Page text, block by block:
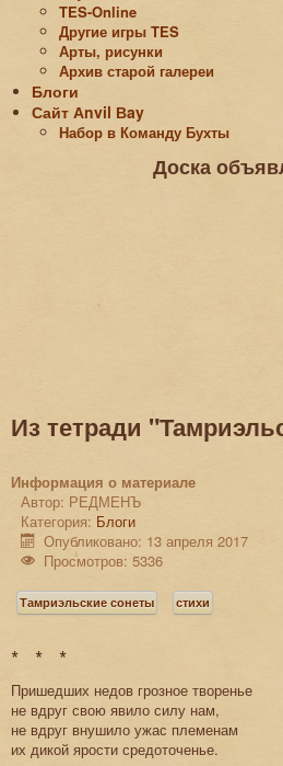
TES-Online
Другие игры TES
Арты, рисунки
Архив старой галереи
Блоги
Сайт Аnvil Вay
Набор в Команду Бухты
Доска
Из тетради
Информация о материале
Автор: РЕДМЕНЪ
Категория: Блоги
Опубликовано: 13 апреля 2017
Просмотров: 5336
Тамриэльские сонеты стихи
* * *
Пришедших недов грозное творенье
не вдруг свою явило силу нам,
не вдруг внушило ужас племенам
их дикой ярости средоточенье.